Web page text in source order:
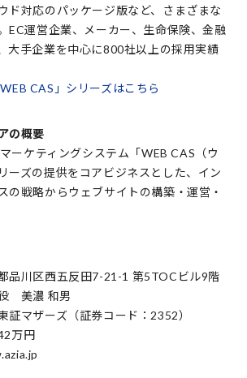
ド対応のパッケージ版など、さまざまな
EC運営企業、メーカー、生命保険、金融
大手企業を中心に800社以上の採用実績
CAS」シリーズはこちら
の概要
ーケティングシステム「WEB CAS（ウ
ーズの提供をコアビジネスとした、イン
の戦略からウェブサイトの構築・運営・
品川区西五反田7-21-1 第5TOCビル9階
美濃 和男
証マザーズ（証券コード：2352）
万円